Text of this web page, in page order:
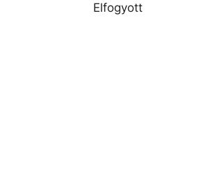
Elfogyott